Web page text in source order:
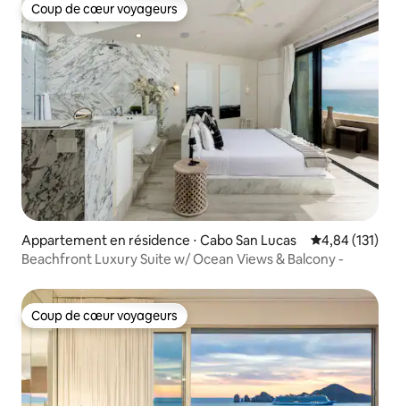
Coup de cœur voyageurs
Coup de cœur voyageurs
Appartement en résidence ⋅ Cabo San Lucas Évaluation
4,84 (131)
Beachfront Luxury Suite w/ Ocean Views & Balcony -
Coup de cœur voyageurs
Coup de cœur voyageurs